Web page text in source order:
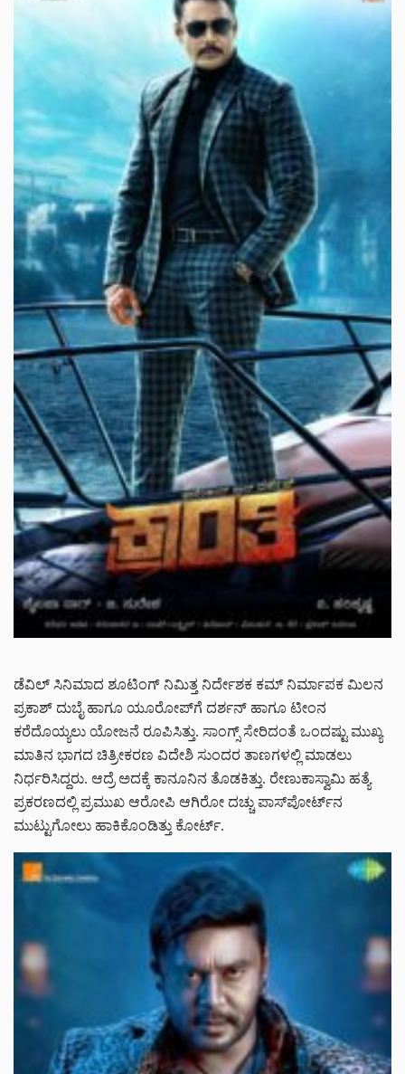
ಡೆವಿಲ್ ಸಿನಿಮಾದ ಶೂಟಿಂಗ್ ನಿಮಿತ್ತ ನಿರ್ದೇಶಕ ಕಮ್ ನಿರ್ಮಾಪಕ ಮಿಲನ
ಪ್ರಕಾಶ್ ದುಬೈ ಹಾಗೂ ಯೂರೋಪ್‌‌ಗೆ ದರ್ಶನ್ ಹಾಗೂ ಟೀಂನ
ಕರೆದೊಯ್ಯಲು ಯೋಜನೆ ರೂಪಿಸಿತ್ತು. ಸಾಂಗ್ಸ್ ಸೇರಿದಂತೆ ಒಂದಷ್ಟು ಮುಖ್ಯ
ಮಾತಿನ ಭಾಗದ ಚಿತ್ರೀಕರಣ ವಿದೇಶಿ ಸುಂದರ ತಾಣಗಳಲ್ಲಿ ಮಾಡಲು
ನಿರ್ಧರಿಸಿದ್ದರು. ಆದ್ರೆ ಅದಕ್ಕೆ ಕಾನೂನಿನ ತೊಡಕಿತ್ತು. ರೇಣುಕಾಸ್ವಾಮಿ ಹತ್ಯೆ
ಪ್ರಕರಣದಲ್ಲಿ ಪ್ರಮುಖ ಆರೋಪಿ ಆಗಿರೋ ದಚ್ಚು ಪಾಸ್‌ಪೋರ್ಟ್‌ನ
ಮುಟ್ಟುಗೋಲು ಹಾಕಿಕೊಂಡಿತ್ತು ಕೋರ್ಟ್‌.